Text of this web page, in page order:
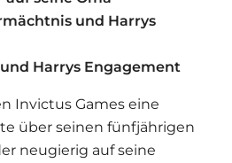
und Harrys
Harrys Engagement
Invictus Games eine
über seinen fünfjährigen
neugierig auf seine